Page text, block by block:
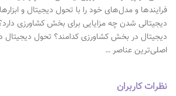
فرایندها و مدل‌های خود را با تحول دیجیتال و
دیجیتالی شدن چه مزایایی برای بخش کشاورزی
اصلی‌ترین عناصر …
نظرات کاربران